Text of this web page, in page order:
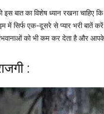
इस बात का विशेष ध्यान रखना
में सिर्फ एक-दूसरे से प्यार भरी बातें
को भी कम कर देता है और आपके
: